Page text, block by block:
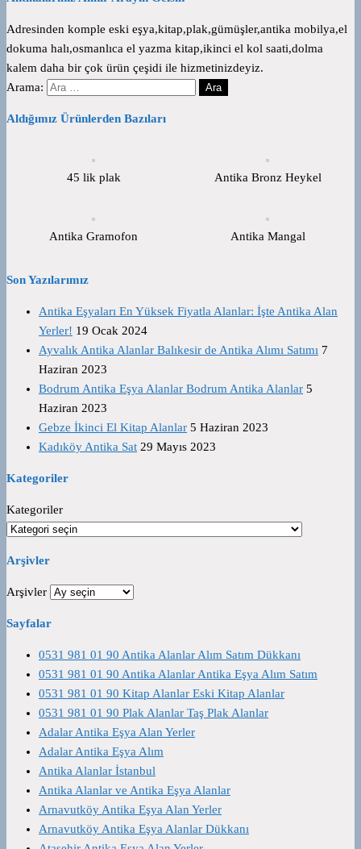
Adresinden komple eski eşya,kitap,plak,gümüşler,antika mobilya,el
dokuma halı,osmanlıca el yazma kitap,ikinci el kol saati,dolma
kalem daha bir çok ürün çeşidi ile hizmetinizdeyiz.
Arama:
Aldığımız Ürünlerden Bazıları
45 lik plak Antika Bronz Heykel
Antika Gramofon Antika Mangal
Son Yazılarımız
Antika Eşyaları En Yüksek Fiyatla Alanlar: İşte Antika Alan
Yerler! 19 Ocak 2024
Ayvalık Antika Alanlar Balıkesir de Antika Alımı Satımı 7
Haziran 2023
Bodrum Antika Eşya Alanlar Bodrum Antika Alanlar 5
Haziran 2023
Gebze İkinci El Kitap Alanlar 5 Haziran 2023
Kadıköy Antika Sat 29 Mayıs 2023
Kategoriler
Kategoriler
Arşivler
Arşivler
Sayfalar
0531 981 01 90 Antika Alanlar Alım Satım Dükkanı
0531 981 01 90 Antika Alanlar Antika Eşya Alım Satım
0531 981 01 90 Kitap Alanlar Eski Kitap Alanlar
0531 981 01 90 Plak Alanlar Taş Plak Alanlar
Adalar Antika Eşya Alan Yerler
Adalar Antika Eşya Alım
Antika Alanlar İstanbul
Antika Alanlar ve Antika Eşya Alanlar
Arnavutköy Antika Eşya Alan Yerler
Arnavutköy Antika Eşya Alanlar Dükkanı